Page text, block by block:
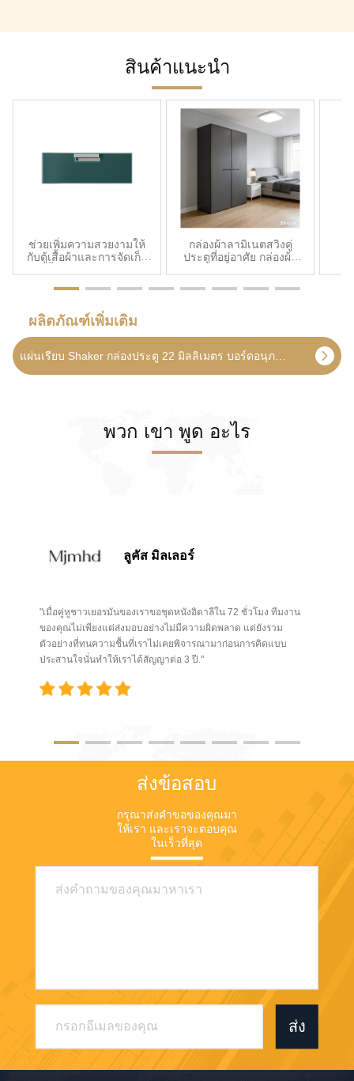
วัสดุ: ยกระดับฮาร์ดแวร์
สุนทรียภาพในการค้าปลีกแบบสินค้าแนะนำ
ช่วยเพิ่มความสวยงามให้
กับตู้เสื้อผ้าและการจัดเก็บ
ผนึกขอบด้วยแถบกาวร้อน
ละลายเพื่อการตกแต่งขั้น
สุดท้าย
กล่องผ้าลามิเนตสวิงคู่
ประตูที่อยู่อาศัย กล่องผ้า
ทนทาน
ผลิตภัณฑ์เพิ่มเติม
พวก เขา พูด อะไร
ลูคัส มิลเลอร์
"เมื่อคู่หูชาวเยอรมันของเราขอชุดหนังอิตาลีใน 72 ชั่วโมง ทีมงาน
ของคุณไม่เพียงแต่ส่งมอบอย่างไม่มีความผิดพลาด แต่ยังรวม
ตัวอย่างที่ทนความชื้นที่เราไม่เคยพิจารณามาก่อนการคิดแบบ
ประสานใจนั่นทําให้เราได้สัญญาต่อ 3 ปี."
ส่งข้อสอบ
กรุณาส่งคําขอของคุณมา
ให้เรา และเราจะตอบคุณ
ในเร็วที่สุด
ส่ง